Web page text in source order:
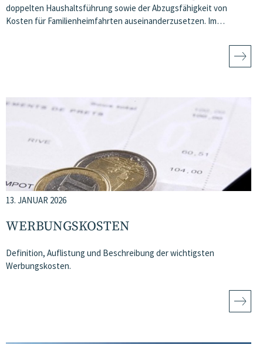
doppelten Haushaltsführung sowie der Abzugsfähigkeit von
Kosten für Familienheimfahrten auseinanderzusetzen. Im…
13. JANUAR 2026
WERBUNGSKOSTEN
Definition, Auflistung und Beschreibung der wichtigsten
Werbungskosten.